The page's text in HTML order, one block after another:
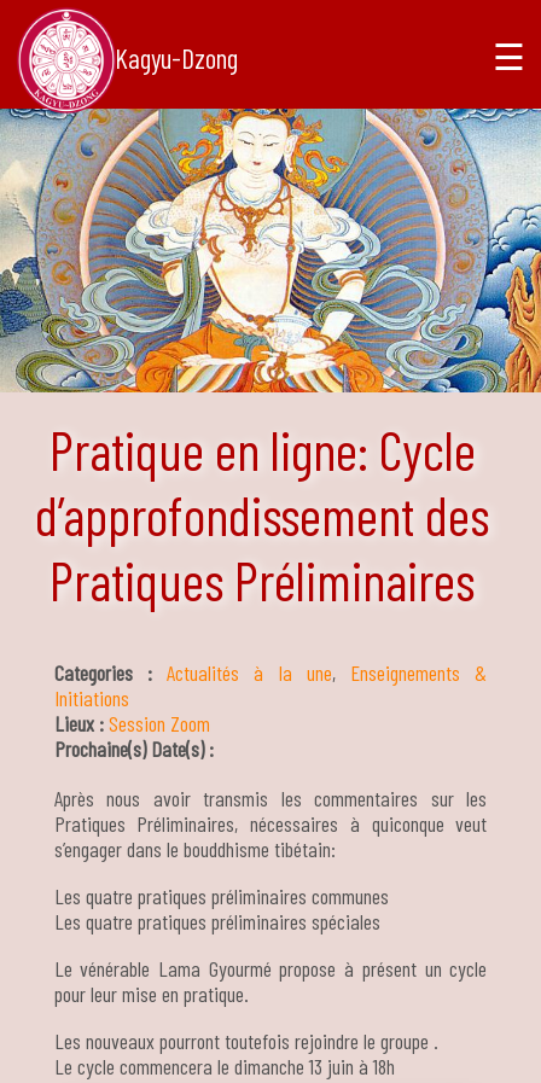
Kagyu-Dzong ☰
Pratique en ligne: Cycle
d’approfondissement des
Pratiques Préliminaires
Categories :Actualités à la une, Enseignements &
Initiations
Lieux :Session Zoom
Prochaine(s) Date(s) :
Après nous avoir transmis les commentaires sur les
Pratiques Préliminaires, nécessaires à quiconque veut
s’engager dans le bouddhisme tibétain:
Les quatre pratiques préliminaires communes
Les quatre pratiques préliminaires spéciales
Le vénérable Lama Gyourmé propose à présent un cycle
pour leur mise en pratique.
Les nouveaux pourront toutefois rejoindre le groupe .
Le cycle commencera le dimanche 13 juin à 18h